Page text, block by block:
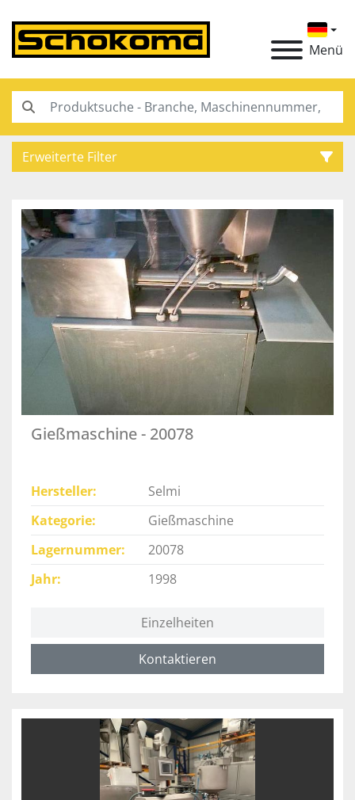
Menü
Erweiterte Filter
Hersteller
Gießmaschine - 20078
Hersteller
Selmi
Kategorie
Gießmaschine
Lagernummer
20078
Jahr
1998
Einzelheiten
Kontaktieren